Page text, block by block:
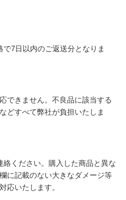
7日以内のご返送分となりま
できません。不良品に該当する
どすべて弊社が負担いたしま
ください。購入した商品と異な
に記載のない大きなダメージ等
応いたします。